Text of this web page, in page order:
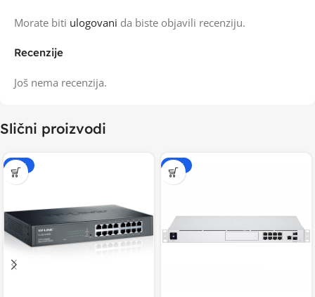
Recenzije
Još nema recenzija.
Morate biti ulogovani da biste objavili recenziju.
Slični proizvodi
-20% -15%